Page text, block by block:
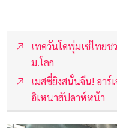
เทควันโดพุ่มเซ่ไทยช
ม.โลก
เมสซี่ยิงสนั่นจีน! อาร์
อิเหนาสัปดาห์หน้า